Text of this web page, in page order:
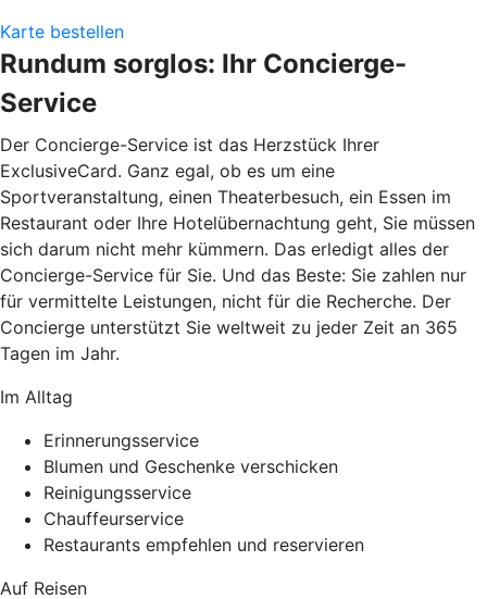
Karte bestellen
Rundum sorglos: Ihr Concierge-
Service
Der Concierge-Service ist das Herzstück Ihrer
ExclusiveCard. Ganz egal, ob es um eine
Sportveranstaltung, einen Theaterbesuch, ein Essen im
Restaurant oder Ihre Hotelübernachtung geht, Sie müssen
sich darum nicht mehr kümmern. Das erledigt alles der
Concierge-Service für Sie. Und das Beste: Sie zahlen nur
für vermittelte Leistungen, nicht für die Recherche. Der
Concierge unterstützt Sie weltweit zu jeder Zeit an 365
Tagen im Jahr.
Im Alltag
Erinnerungsservice
Blumen und Geschenke verschicken
Reinigungsservice
Chauffeurservice
Restaurants empfehlen und reservieren
Auf Reisen